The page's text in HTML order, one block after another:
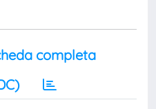
completa